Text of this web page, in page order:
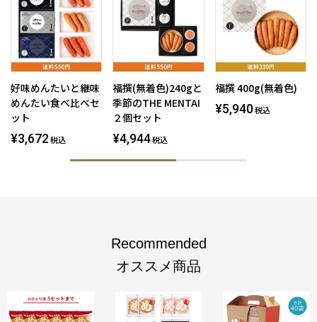
好味めんたいと継味
めんたい食べ比べセ
ット
¥3,672 税込
福撰(無着色)240gと
季節のTHE MENTAI
２個セット
¥4,944税込
福撰 400g(無着色)
¥5,940 税込
Recommended
オススメ商品